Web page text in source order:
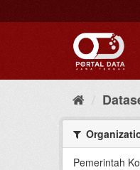
to
Pemerintah